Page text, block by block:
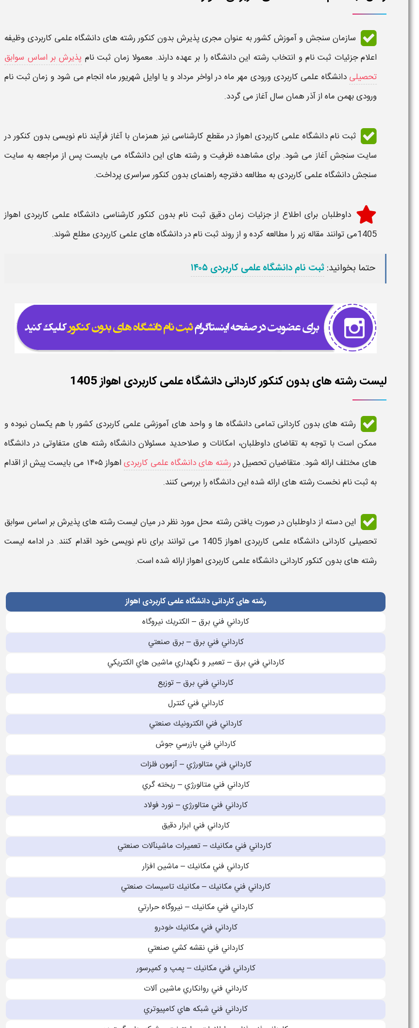
سازمان سنجش و آموزش کشور به عنوان مجری پذیرش بدون کنکور رشته های دانشگاه علمی کاربردی وظیفه
اعلام جزئیات ثبت نام و انتخاب رشته ایندانشگاه را بر عهده دارند. معمولا زمان ثبت نام پذیرش بر اساس سوابق
تحصیلی دانشگاه علمی کاربردی ورودی مهر ماه در اواخر مرداد و یا اوایل شهریور ماه انجام می شود و زمانثبت نام
ورودی بهمن ماه از آذر همان سال آغاز می گردد.
ثبت نام دانشگاه علمی کاربردی اهواز در مقطع کارشناسینیز همزمان با آغاز فرآیند نام نویسی بدون کنکور در
سایت سنجش آغاز می شود. برای مشاهده ظرفیت و رشته های ایندانشگاه می بایست پس از مراجعه به سایت
سنجش دانشگاه علمی کاربردی به مطالعه دفترچه راهنمای بدون کنکور سراسری پرداخت.
داوطلبان برای اطلاع از جزئیات زمان دقیق ثبت نام بدون کنکور کارشناسی دانشگاه علمی کاربردی اهواز
1405می توانند مقاله زیر را مطالعه کرده و از روند ثبت نام در دانشگاه های علمی کاربردی مطلع شوند.
حتما بخوانید:ثبت نام دانشگاه علمی کاربردی ۱۴۰۵
لیست رشته های بدون کنکور کاردانی دانشگاه علمی کاربردی اهواز 1405
رشته های بدون کاردانی تمامی دانشگاه ها و واحد های آموزشی علمی کاربردی کشور با هم یکسان نبوده و
ممکن است با توجه به تقاضای داوطلبان، امکانات و صلاحدید مسئولاندانشگاه رشته های متفاوتی در دانشگاه
های مختلف ارائه شود. متقاضیان تحصیل در رشته های دانشگاه علمی کاربردیاهواز ۱۴۰۵
می بایست پیش از اقدام
به ثبت نامنخست رشته های ارائه شده ایندانشگاه را بررسی کنند.
این دسته از داوطلبان در صورت یافتن رشته محل مورد نظر در میان لیست رشته هایپذیرش بر اساس سوابق
تحصیلی کاردانی دانشگاه علمی کاربردی اهواز 1405 می توانند برای نام نویسی خود اقدام کنند. در ادامه لیست
رشته های بدون کنکور کاردانی دانشگاه علمی کاربردی اهوازارائه شده است.
رشته های کاردانی دانشگاه علمی کاربردی اهواز
كارداني فني برق – الكتريك نيروگاه
كارداني فني برق – برق صنعتي
كارداني فني برق – تعمير و نگهداري ماشين هاي الكتريكي
كارداني فني برق – توزيع
كارداني فني كنترل
كارداني فني الكترونيك صنعتي
كارداني فني بازرسي جوش
كارداني فني متالورژي – آزمون فلزات
كارداني فني متالورژي – ريخته گري
كارداني فني متالورژي – نورد فولاد
كارداني فني ابزار دقيق
كارداني فني مكانيك – تعميرات ماشينآلات صنعتي
كارداني فني مكانيك – ماشين افزار
كارداني فني مكانيك – مكانيك تاسيسات صنعتي
كارداني فني مكانيك – نيروگاه حرارتي
كارداني فني مكانيك خودرو
كارداني فني نقشه كشي صنعتي
كارداني فني مكانيك – پمپ و كمپرسور
كارداني فني روانكاري ماشين آلات
كارداني فني شبكه هاي كامپيوتري